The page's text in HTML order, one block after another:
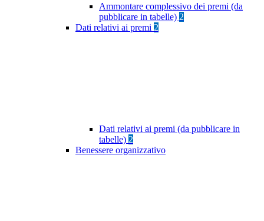
Ammontare complessivo dei premi (da
pubblicare in tabelle) 2
Dati relativi ai premi 2
Dati relativi ai premi (da pubblicare in
tabelle) 2
Benessere organizzativo